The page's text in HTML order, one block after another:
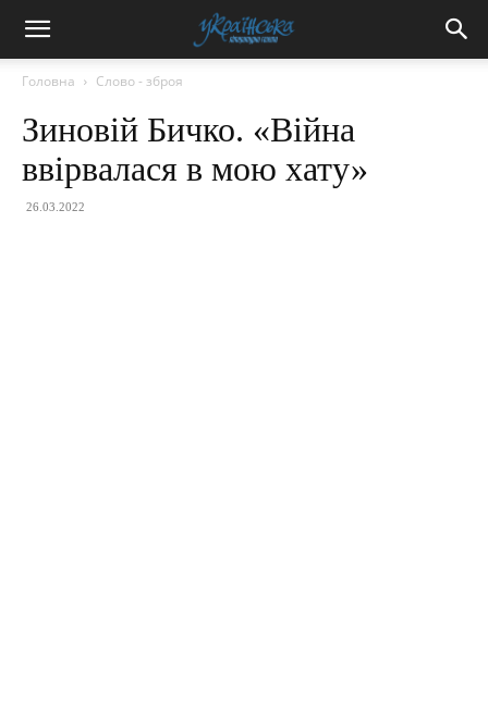
Головна Слово - зброя
Зиновій Бичко. «Війна
ввірвалася в мою хату»
26.03.2022